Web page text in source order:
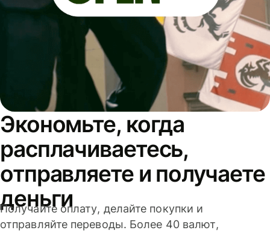
Экономьте, когда
расплачиваетесь,
отправляете и получаете
деньги
Получайте оплату, делайте покупки и
отправляйте переводы. Более 40 валют,